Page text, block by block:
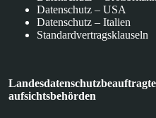
Datenschutz – USA
Datenschutz – Italien
Standardvertragsklauseln
aufsichtsbehörden